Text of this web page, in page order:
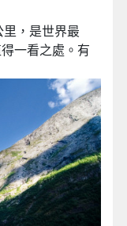
里，是世界最
一看之處。有